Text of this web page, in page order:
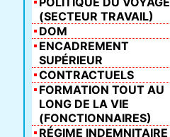
(SECTEUR TRAVAIL)
DOM
ENCADREMENT
SUPÉRIEUR
CONTRACTUELS
FORMATION TOUT AU
LONG DE LA VIE
(FONCTIONNAIRES)
RÉGIME INDEMNITAIRE